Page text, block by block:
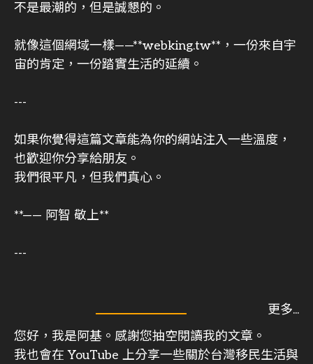
不是最潮的，但是誠懇的。
就像這個網域一樣——**webking.tw**，一份來自宇
宙的肯定，一份踏實生活的延續。
---
如果你覺得這篇文章能為你的網站注入一些溫度，
也歡迎你分享給朋友。
我們很平凡，但我們真心。
**—— 阿智 敬上**
---
您好，我是阿基。感謝您抽空閱讀我的文章。
我也會在 YouTube 上分享一些關於台灣移民生活與